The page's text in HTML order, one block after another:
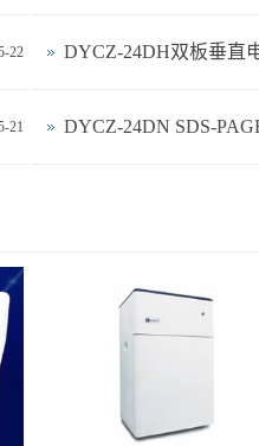
22 DYCZ-24DH双板垂直
21 DYCZ‑24DN